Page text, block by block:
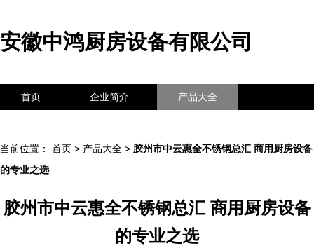
安徽中鸿厨房设备有限公司
首页 企业简介 产品大全
当前位置： 首页 > 产品大全 > 胶州市中云惠全不锈钢总汇 商用厨房设备
的专业之选
胶州市中云惠全不锈钢总汇 商用厨房设备
的专业之选